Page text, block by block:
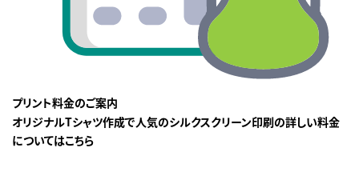
プリント料金のご案内
オリジナルTシャツ作成で人気のシルクスクリーン印刷の詳しい料金
についてはこちら